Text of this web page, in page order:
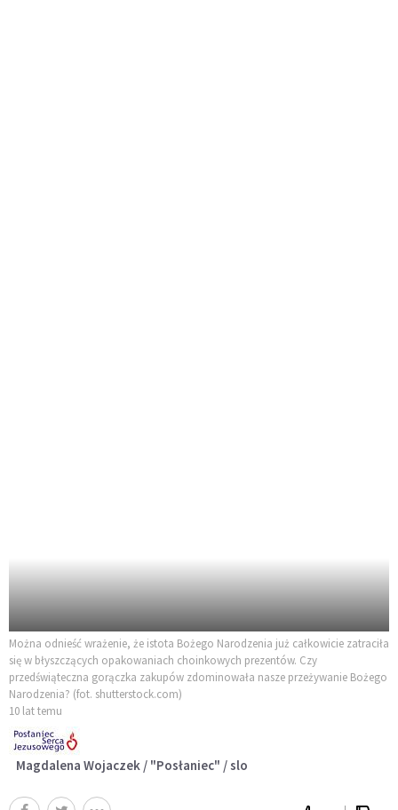
Można odnieść wrażenie, że istota Bożego Narodzenia już całkowicie zatraciła
się w błyszczących opakowaniach choinkowych prezentów. Czy
przedświąteczna gorączka zakupów zdominowała nasze przeżywanie Bożego
Narodzenia? (fot. shutterstock.com)
10 lat temu
Magdalena Wojaczek / "Posłaniec" / slo